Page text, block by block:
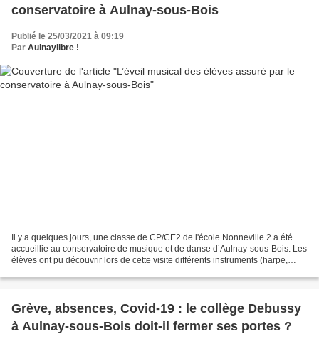
conservatoire à Aulnay-sous-Bois
Publié le 25/03/2021 à 09:19
Par Aulnaylibre !
Il y a quelques jours, une classe de CP/CE2 de l'école Nonneville 2 a été
accueillie au conservatoire de musique et de danse d’Aulnay-sous-Bois. Les
élèves ont pu découvrir lors de cette visite différents instruments (harpe,
Grève, absences, Covid-19 : le collège Debussy
à Aulnay-sous-Bois doit-il fermer ses portes ?